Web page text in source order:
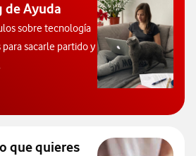
de Ayuda
sobre tecnología
sacarle partido y
que quieres